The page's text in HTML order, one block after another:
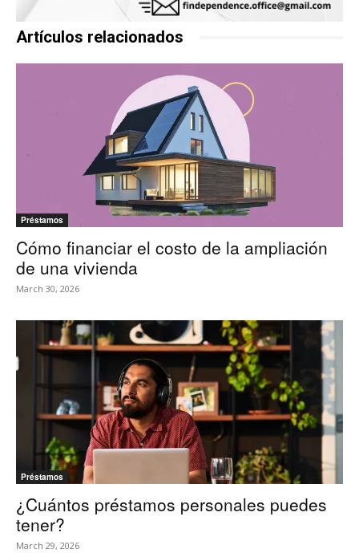
Artículos relacionados
Préstamos
Cómo financiar el costo de la ampliación
de una vivienda
March 30, 2026
Préstamos
¿Cuántos préstamos personales puedes
tener?
March 29, 2026